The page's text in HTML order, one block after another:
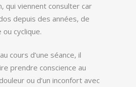
qui viennent consulter car
depuis des années, de
ou cyclique.
cours d’une séance, il
prendre conscience au
ou d’un inconfort avec